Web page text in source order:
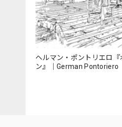
ヘルマン・ポントリエロ『
ン』｜German Pontoriero